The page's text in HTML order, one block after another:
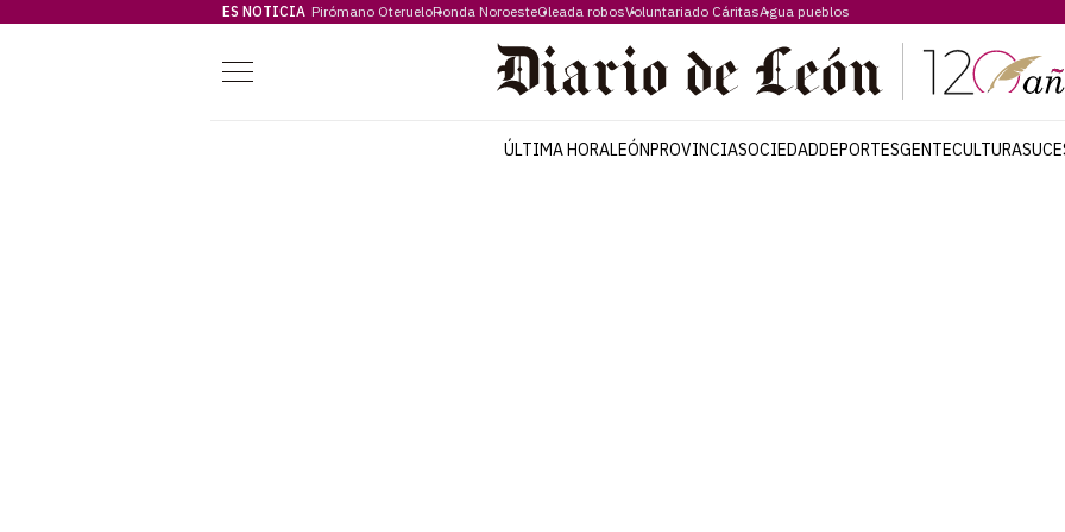
ES NOTICIA Pirómano OterueloRonda NoroesteOleada robosVoluntariado CáritasAgua pueblos
Menú
ÚLTIMA HORALEÓNPROVINCIASOCIEDADDEPORTESGENTECULTURA